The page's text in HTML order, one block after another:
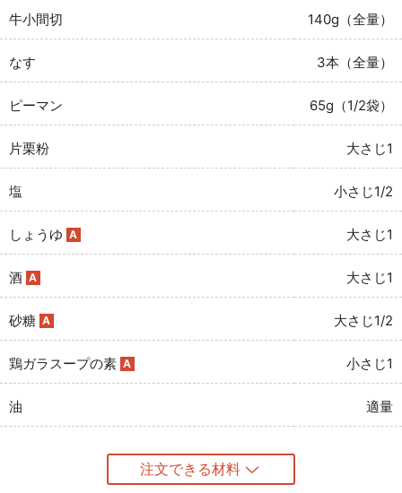
牛小間切
140g（全量）
なす 3本（全量）
ピーマン 65g（1/2袋）
片栗粉 大さじ1
塩 小さじ1/2
しょうゆ A 大さじ1
酒 A 大さじ1
砂糖 A 大さじ1/2
鶏ガラスープの素 A 小さじ1
油 適量
注文できる材料